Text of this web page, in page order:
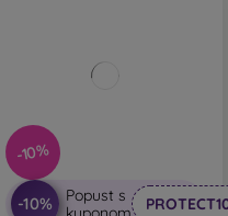
-10%
-10%
Popust s